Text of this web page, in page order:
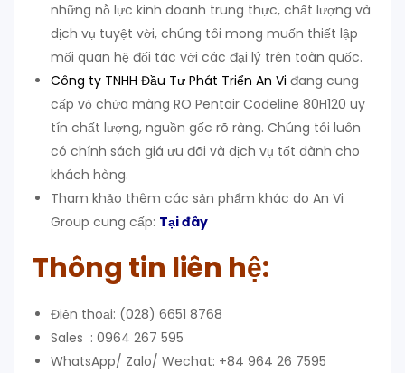
những nỗ lực kinh doanh trung thực, chất lượng và
dịch vụ tuyệt vời, chúng tôi mong muốn thiết lập
mối quan hệ đối tác với các đại lý trên toàn quốc.
Công ty TNHH Đầu Tư Phát Triển An Vi đang cung
cấp vỏ chứa màng RO Pentair Codeline 80H120 uy
tín chất lượng, nguồn gốc rõ ràng. Chúng tôi luôn
có chính sách giá ưu đãi và dịch vụ tốt dành cho
khách hàng.
Tham khảo thêm các sản phẩm khác do An Vi
Group cung cấp: Tại đây
Thông tin liên hệ:
Điện thoại: (028) 6651 8768
Sales : 0964 267 595
WhatsApp/ Zalo/ Wechat: +84 964 26 7595